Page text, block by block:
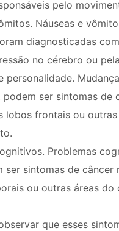
​​pelo
Náuseas e
diagnosticadas
no cérebro ou
personalidade.
ser sintomas de
lobos frontais ou
Problemas
ser sintomas de
ou outras áreas
que esses